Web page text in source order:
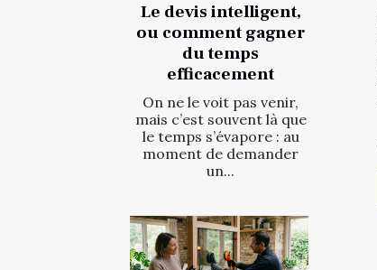
Le devis intelligent,
ou comment gagner
du temps
efficacement
On ne le voit pas venir,
mais c’est souvent là que
le temps s’évapore : au
moment de demander
un...